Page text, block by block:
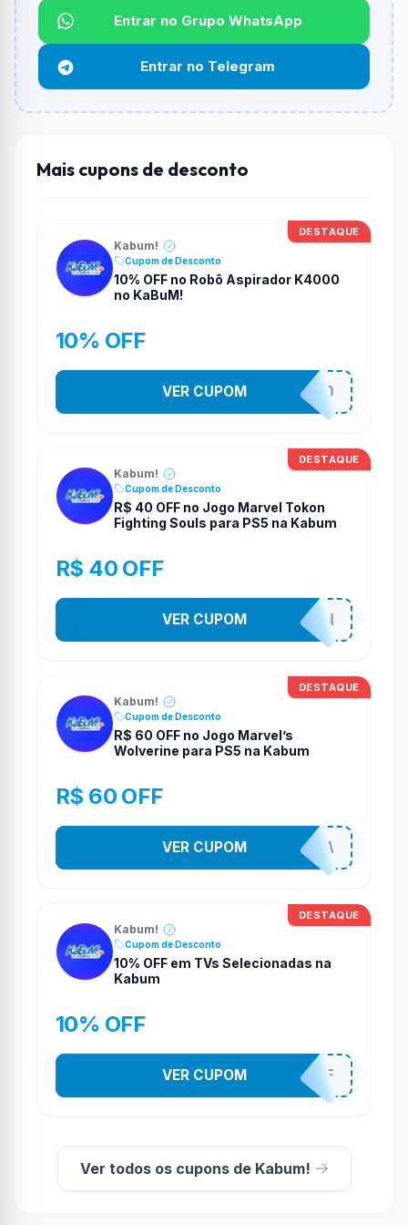
Qual é o desconto máximo?
Não informado ou sem limite.
Funciona em qualquer produto?
Não necessariamente. Depende de itens participantes
Entrar no Grupo WhatsApp
Entrar no Telegram
Mais cupons de desconto
DESTAQUE
Kabum!
Cupom de Desconto
10% OFF no Robô Aspirador K4000
no KaBuM!
10% OFF
VEMDEROBO
VER CUPOM
DESTAQUE
Kabum!
Cupom de Desconto
R$ 40 OFF no Jogo Marvel Tokon
Fighting Souls para PS5 na Kabum
R$ 40 OFF
MARVELTOKON
VER CUPOM
DESTAQUE
Kabum!
Cupom de Desconto
R$ 60 OFF no Jogo Marvel’s
Wolverine para PS5 na Kabum
R$ 60 OFF
COMPRAJA
VER CUPOM
DESTAQUE
Kabum!
Cupom de Desconto
10% OFF em TVs Selecionadas na
Kabum
10% OFF
TV10OFF
VER CUPOM
Ver todos os cupons de Kabum!